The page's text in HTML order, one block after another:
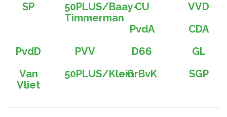
SP
50PLUS/Baay-
Timmerman
CU
VVD
PvdA
CDA
PvdD
PVV D66
GL
Van
Vliet
50PLUS/KleinGrBvK SGP